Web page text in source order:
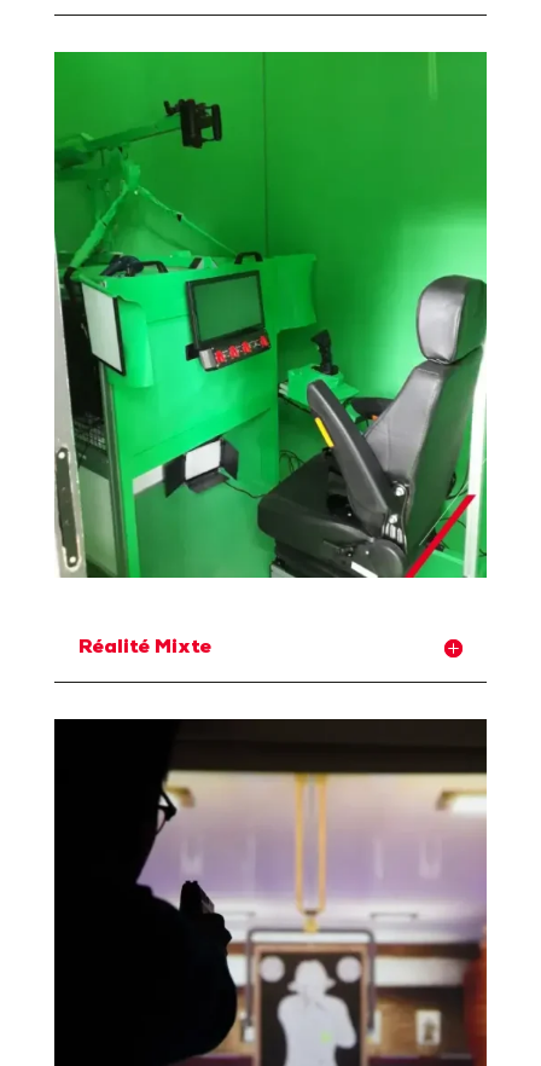
Réalité Mixte